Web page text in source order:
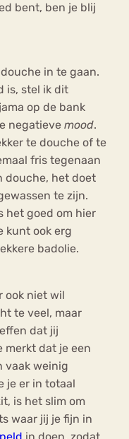
bent, ben je blij
in te gaan.
is, stel ik dit
op de bank
negatieve mood.
te douche of te
fris tegenaan
douche, het doet
te zijn.
het goed om hier
kunt ook erg
badolie.
ook niet wil
te veel, maar
dat jij
merkt dat je een
vaak weinig
je er in totaal
is het slim om
waar jij je fijn in